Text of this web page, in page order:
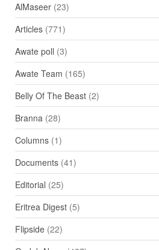
AlMaseer(23)
Articles(771)
Awate poll (3)
Awate Team (165)
Belly Of The Beast(2)
Branna(28)
Columns(1)
Documents(41)
Editorial (25)
Eritrea Digest(5)
Flipside(22)